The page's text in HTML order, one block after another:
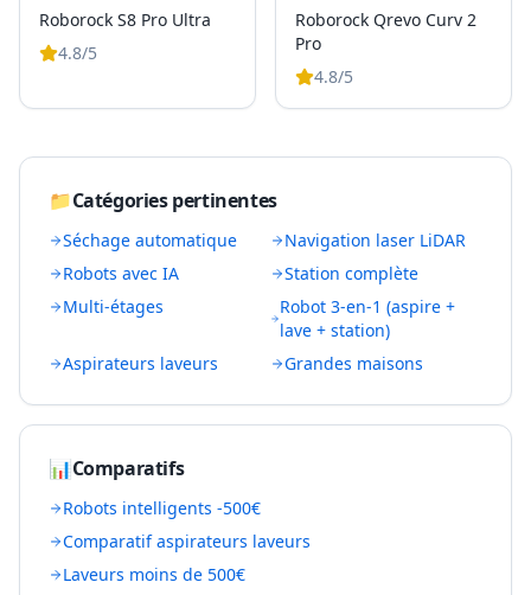
Roborock S8 Pro Ultra
4.8/5
Roborock Qrevo Curv 2
Pro
4.8/5
📁Catégories pertinentes
Séchage automatique
Navigation laser LiDAR
Robots avec IA
Station complète
Multi-étages
Robot 3-en-1 (aspire +
lave + station)
Aspirateurs laveurs
Grandes maisons
📊Comparatifs
Robots intelligents -500€
Comparatif aspirateurs laveurs
Laveurs moins de 500€